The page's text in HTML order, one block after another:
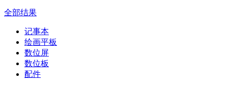
全部结果
记事本
绘画平板
数位屏
数位板
配件